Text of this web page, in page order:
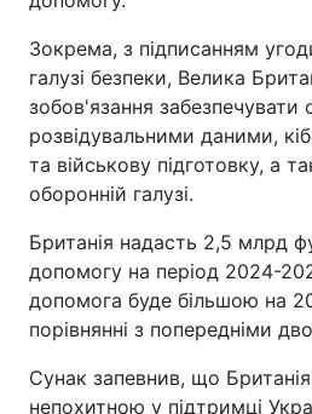
Зокрема, з підписанням
галузі безпеки, Велика
зобов'язання забезпечувати
розвідувальними даними,
та військову підготовку, а
оборонній галузі.
Британія надасть 2,5 млрд
допомогу на період 2024-
допомога буде більшою на
порівнянні з попередніми
Сунак запевнив, що
непохитною у підтримці